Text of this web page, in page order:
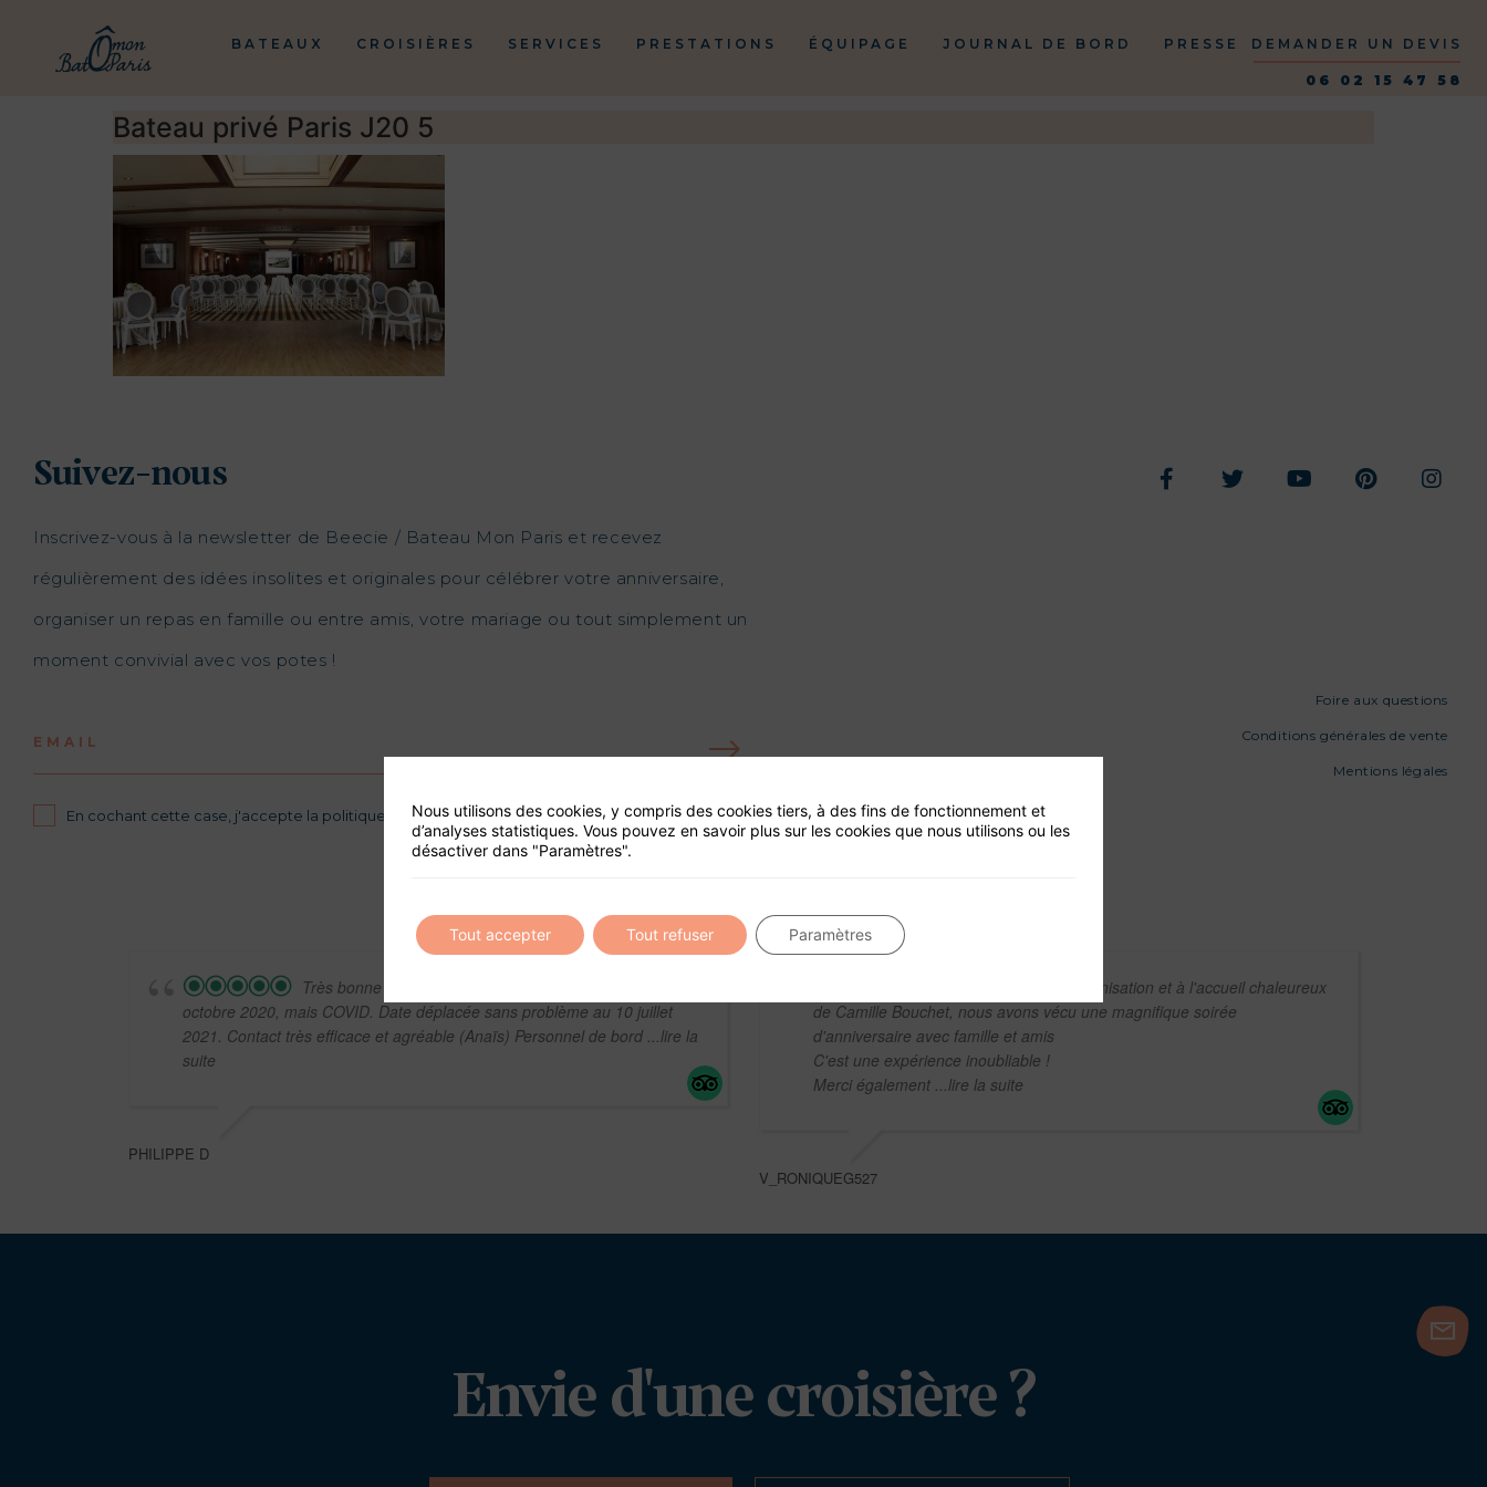
BATEAUX CROISIÈRES SERVICES PRESTATIONS ÉQUIPAGE JOURNAL DE BORD PRESSE DEMANDER UN DEVIS
06 02 15 47 58
Bateau privé Paris J20 5
Suivez-nous
Inscrivez-vous à la newsletter de Beecie / Bateau Mon Paris et recevez
régulièrement des idées insolites et originales pour célébrer votre anniversaire,
organiser un repas en famille ou entre amis, votre mariage ou tout simplement un
moment convivial avec vos potes !
EMAIL
En cochant cette case, j'accepte la politique de confidentialité de ce site
Foire aux questions
Conditions générales de vente
Mentions légales
Très bonne expérience: au départ, une croisière en
octobre 2020, mais COVID. Date déplacée sans problème au 10 juillet
2021. Contact très efficace et agréable (Anaïs) Personnel de bord ...lire la
suite
PHILIPPE D
Grâce à la parfaite organisation et à l'accueil chaleureux
de Camille Bouchet, nous avons vécu une magnifique soirée
d'anniversaire avec famille et amis
C'est une expérience inoubliable !
Merci également ...lire la suite
V_RONIQUEG527
Envie d'une croisière ?
Nous utilisons des cookies, y compris des cookies tiers, à des fins de fonctionnement et
d’analyses statistiques. Vous pouvez en savoir plus sur les cookies que nous utilisons ou les
désactiver dans "Paramètres".
Tout accepter Tout refuser Paramètres